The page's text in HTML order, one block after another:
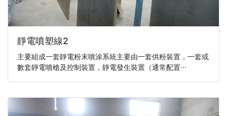
靜電噴塑線2
主要組成一套靜電粉末噴涂系統主要由一套供粉裝置，一套或
數套靜電噴槍及控制裝置，靜電發生裝置（通常配置···